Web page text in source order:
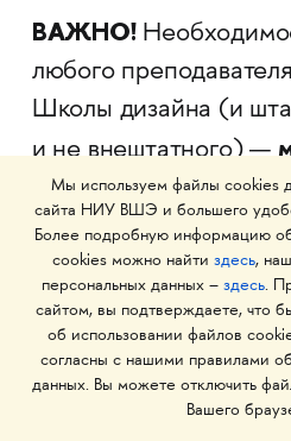
ВАЖНО!
любого
Школы дизайна (и
и не внештатного) —
4 авторских проекта.
Полезные
Мы используем файлы cookies
сайта НИУ ВШЭ и большего
Более подробную информацию
cookies можно найти здесь,
персональных данных – здесь.
сайтом, вы подтверждаете, что
об использовании файлов
согласны с нашими правилами
данных. Вы можете отключить
Вашего